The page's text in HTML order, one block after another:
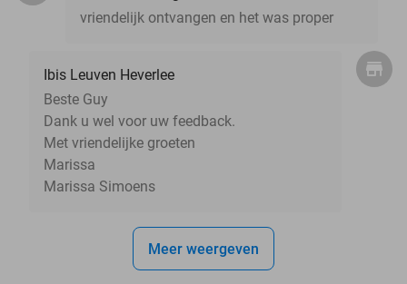
vriendelijk ontvangen en het was proper
Ibis Leuven Heverlee
Beste Guy
Dank u wel voor uw feedback.
Met vriendelijke groeten
Marissa
Marissa Simoens
Meer weergeven